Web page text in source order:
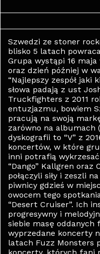
Szwedzi ze stoner
blisko 5 latach
Grupa wystąpi 16
oraz dzień później w
“Najlepszy zespół jaki
słowa padają z ust
Truckfighters z 2011
entuzjazmu, bowiem
pracują na swoją
zarówno na albumach
dyskografii to “V” z
koncertów, w które
inni potrafią
“Dango” Kallgren oraz
połączyli siły i zeszli
piwnicy gdzieś w
owocem tego
“Desert Cruiser”. Ich
progresywny i
siebie masę oddanych
wyprzedane koncerty
latach Fuzz Monsters